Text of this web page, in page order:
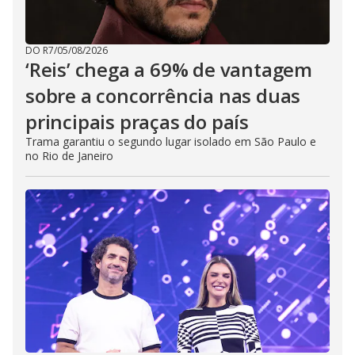
o
DO R7/05/08/2026
‘Reis’ chega a 69% de vantagem
sobre a concorrência nas duas
principais praças do país
Trama garantiu o segundo lugar isolado em São Paulo e
no Rio de Janeiro